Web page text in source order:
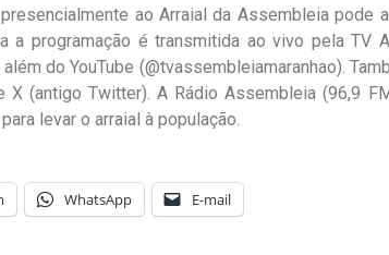
ao Arraial da Assembleia pode
a programação é transmitida ao vivo pela TV
do YouTube (@tvassembleiamaranhao).
(antigo Twitter). A Rádio Assembleia (96,9
levar o arraial à população.
WhatsApp E-mail